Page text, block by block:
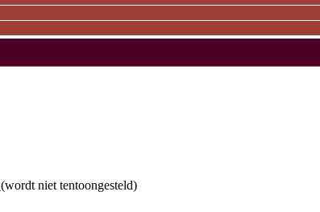
(wordt niet tentoongesteld)